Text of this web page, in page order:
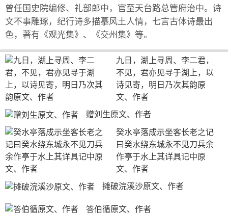
曾任国史院编修、礼部郎中，官至天台路总管府治中。诗
文不事雕琢，纪行诗多描摹风土人情，七言古体诗最出
色，著有《观光集》、《交州集》等。
九日，湖上寻周、李二君，
不见，君亦见寻于湖上，以
诗见寄，明日乃次其韵原
文、作者
赠刘生原文、作者
癸水亭落成示坐客长老之记
曰癸水绕东城永不见刀兵余
作亭于水上其详具记中原
文、作者
摊破浣溪沙原文、作者
答伯循原文、作者